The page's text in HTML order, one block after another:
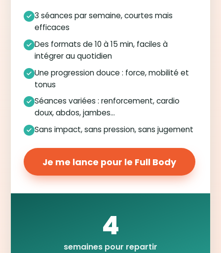
3 séances par semaine, courtes mais
efficaces
Des formats de 10 à 15 min, faciles à
intégrer au quotidien
Une progression douce : force, mobilité et
tonus
Séances variées : renforcement, cardio
doux, abdos, jambes…
Sans impact, sans pression, sans jugement
Je me lance pour le Full Body
4
semaines pour repartir